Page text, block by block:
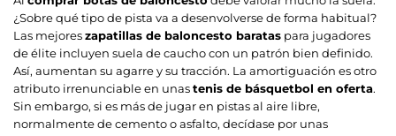
¿Sobre qué tipo de pista va a desenvolverse de forma habitual?
Las mejoreszapatillas de baloncesto baratas para jugadores
de élite incluyen suela de caucho con un patrón bien definido.
Así, aumentan su agarre y su tracción. La amortiguación es otro
atributo irrenunciable en unastenis de básquetbol en oferta.
Sin embargo, si es más de jugar en pistas al aire libre,
normalmente de cemento o asfalto, decídase por unas